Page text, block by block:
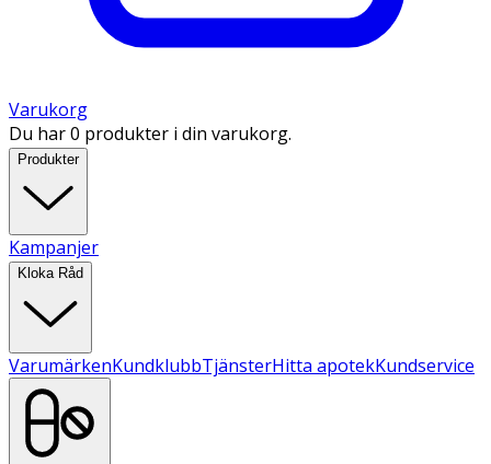
Varukorg
Du har 0 produkter i din varukorg.
Produkter
Kampanjer
Kloka Råd
VarumärkenKundklubbTjänsterHitta apotekKundservice